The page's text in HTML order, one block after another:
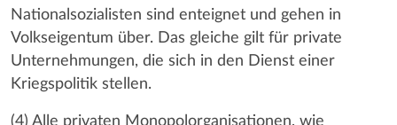
Nationalsozialisten sind enteignet und gehen in
Volkseigentum über. Das gleiche gilt für private
Unternehmungen, die sich in den Dienst einer
Kriegspolitik stellen.
(4) Alle privaten Monopolorganisationen, wie